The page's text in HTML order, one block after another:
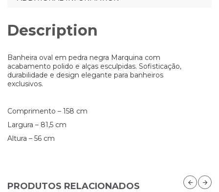
Description
Banheira oval em pedra negra Marquina com
acabamento polido e alças esculpidas. Sofisticação,
durabilidade e design elegante para banheiros
exclusivos.
Comprimento – 158 cm
Largura – 81,5 cm
Altura – 56 cm
PRODUTOS RELACIONADOS